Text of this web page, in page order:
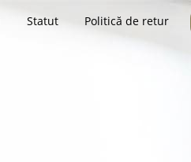
Statut Politică de retur